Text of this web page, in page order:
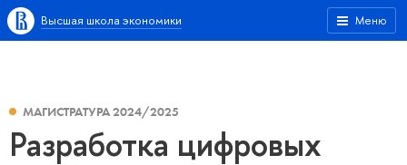
Меню
Высшая школа экономики
МАГИСТРАТУРА 2024/2025
Разработка цифровых